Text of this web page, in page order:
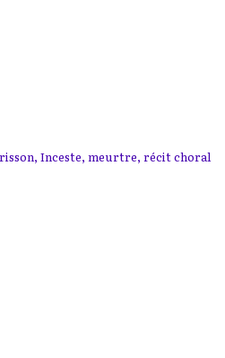
, Inceste, meurtre, récit choral